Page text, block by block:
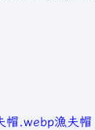
帽.webp漁夫帽